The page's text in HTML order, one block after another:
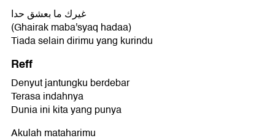
غيرك ما بعشق حدا
(Ghairak maba'syaq hadaa)
Tiada selain dirimu yang kurindu
Reff
Denyut jantungku berdebar
Terasa indahnya
Dunia ini kita yang punya
Akulah mataharimu